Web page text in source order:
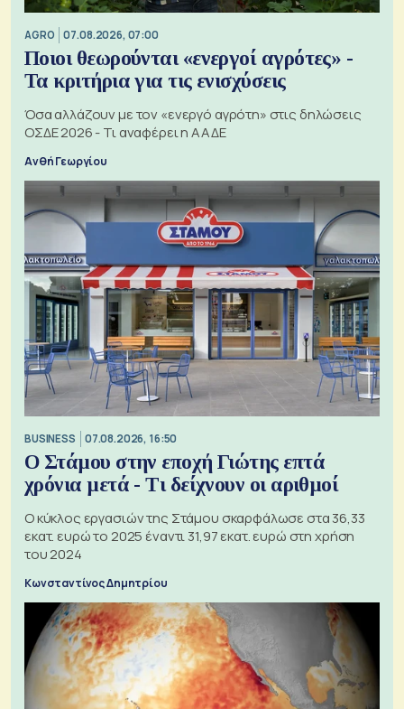
AGRO 07.08.2026, 07:00
Ποιοι θεωρούνται «ενεργοί αγρότες» -
Τα κριτήρια για τις ενισχύσεις
Όσα αλλάζουν με τον «ενεργό αγρότη» στις δηλώσεις
ΟΣΔΕ 2026 - Τι αναφέρει η ΑΑΔΕ
Ανθή Γεωργίου
BUSINESS 07.08.2026, 16:50
Ο Στάμου στην εποχή Γιώτης επτά
χρόνια μετά - Τι δείχνουν οι αριθμοί
Ο κύκλος εργασιών της Στάμου σκαρφάλωσε στα 36,33
εκατ. ευρώ το 2025 έναντι 31,97 εκατ. ευρώ στη χρήση
του 2024
Κωνσταντίνος Δημητρίου